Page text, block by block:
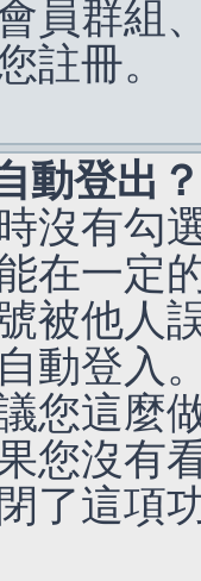
員群組
註冊。
動登出？
沒有勾
在一定
被他人
動登入
您這麼
您沒有
了這項